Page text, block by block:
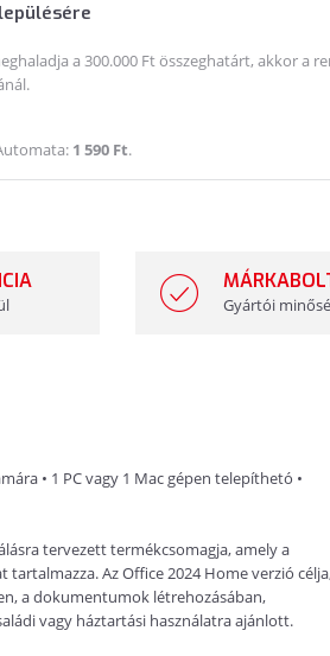
a 300.000 Ft összeghatárt, akkor a
1 590 Ft.
Gyártói
• 1 PC vagy 1 Mac gépen telepíthetó •
tervezett termékcsomagja, amely a
Az Office 2024 Home verzió
a dokumentumok létrehozásában,
vagy háztartási használatra ajánlott.